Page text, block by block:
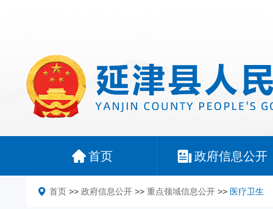
首页 政府信息公开
首页 >> 政府信息公开 >> 重点领域信息公开 >> 医疗卫生